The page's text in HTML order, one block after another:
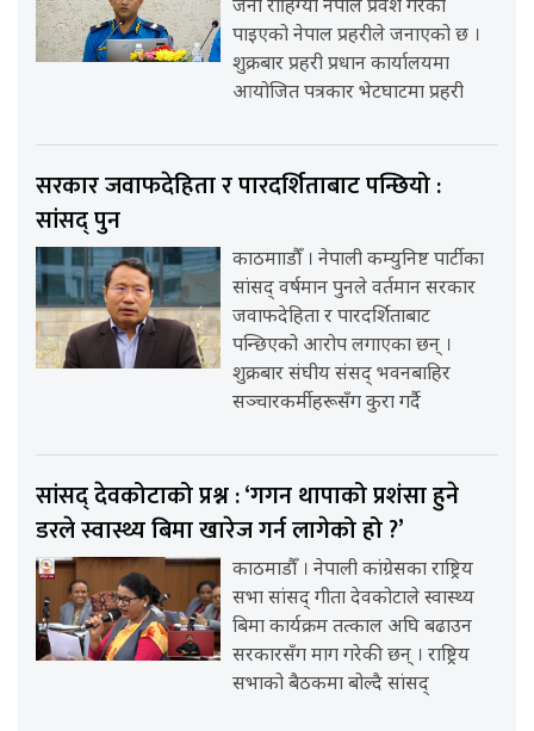
जना रोहिंग्या नेपाल प्रवेश गरेको
पाइएको नेपाल प्रहरीले जनाएको छ ।
शुक्रबार प्रहरी प्रधान कार्यालयमा
आयोजित पत्रकार भेटघाटमा प्रहरी
सरकार जवाफदेहिता र पारदर्शिताबाट पन्छियो :
सांसद् पुन
काठमााडौँ । नेपाली कम्युनिष्ट पार्टीका
सांसद् वर्षमान पुनले वर्तमान सरकार
जवाफदेहिता र पारदर्शिताबाट
पन्छिएको आरोप लगाएका छन् ।
शुक्रबार संघीय संसद् भवनबाहिर
सञ्चारकर्मीहरूसँग कुरा गर्दै
सांसद् देवकोटाको प्रश्न : ‘गगन थापाको प्रशंसा हुने
डरले स्वास्थ्य बिमा खारेज गर्न लागेको हो ?’
काठमाडौँ । नेपाली कांग्रेसका राष्ट्रिय
सभा सांसद् गीता देवकोटाले स्वास्थ्य
बिमा कार्यक्रम तत्काल अघि बढाउन
सरकारसँग माग गरेकी छन् । राष्ट्रिय
सभाको बैठकमा बोल्दै सांसद्